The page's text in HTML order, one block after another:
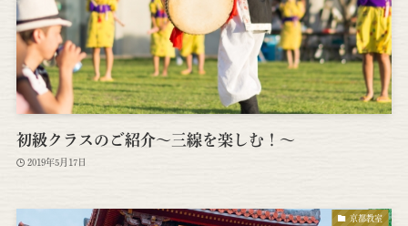
初級クラスのご紹介～三線を楽しむ！～
2019年5月17日
京都教室